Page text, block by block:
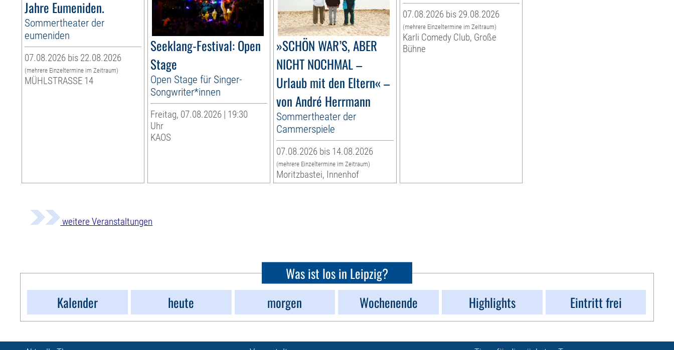
Jahre Eumeniden.
Sommertheater der
eumeniden
07.08.2026 bis 22.08.2026
(mehrere Einzeltermine im Zeitraum)
MÜHLSTRASSE 14
Seeklang-Festival: Open
Stage
Open Stage für Singer-
Songwriter*innen
Freitag, 07.08.2026 | 19:30
Uhr
KAOS
»SCHÖN WAR’S, ABER
NICHT NOCHMAL –
Urlaub mit den Eltern« –
von André Herrmann
Sommertheater der
Cammerspiele
07.08.2026 bis 14.08.2026
(mehrere Einzeltermine im Zeitraum)
Moritzbastei, Innenhof
07.08.2026 bis 29.08.2026
(mehrere Einzeltermine im Zeitraum)
Karli Comedy Club, Große
Bühne
weitere Veranstaltungen
Was ist los in Leipzig?
Kalender
heute morgen Wochenende Highlights Eintritt frei